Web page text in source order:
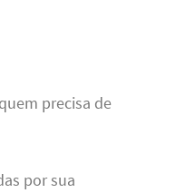
precisa de
por sua